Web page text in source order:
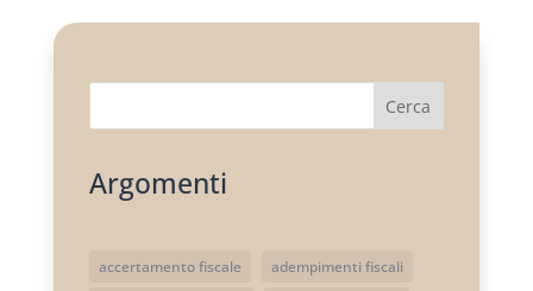
Cerca
Argomenti
accertamento fiscale
adempimenti fiscali